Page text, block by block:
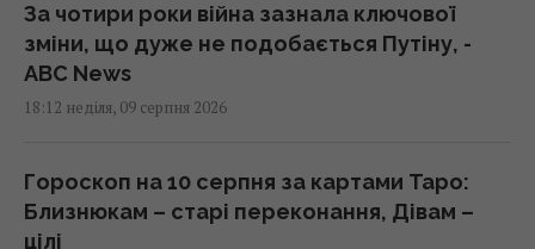
За чотири роки війна зазнала ключової
зміни, що дуже не подобається Путіну, -
ABC News
18:12 неділя, 09 серпня 2026
Гороскоп на 10 серпня за картами Таро:
Близнюкам – старі переконання, Дівам –
цілі